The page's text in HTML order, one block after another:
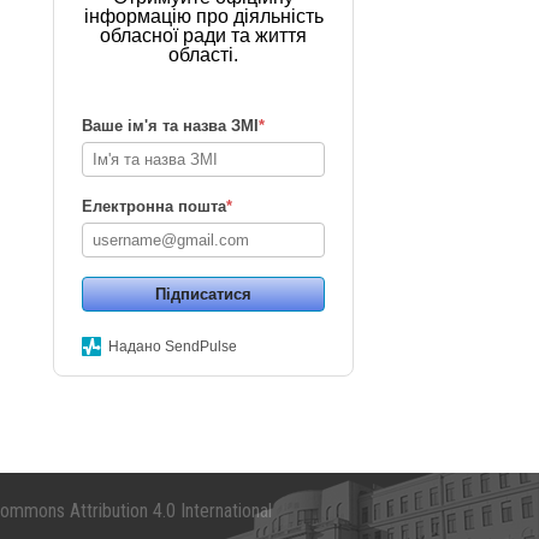
інформацію про діяльність
обласної ради та життя
області.
Ваше ім'я та назва ЗМІ*
Електронна пошта*
Підписатися
Надано SendPulse
Attribution 4.0 International